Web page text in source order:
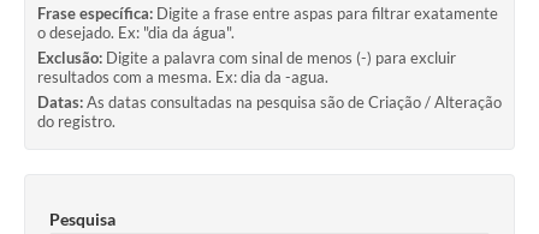
Frase específica: Digite a frase entre aspas para filtrar exatamente
o desejado. Ex: "dia da água".
Exclusão: Digite a palavra com sinal de menos (-) para excluir
resultados com a mesma. Ex: dia da -agua.
Datas:As datas consultadas na pesquisa são de Criação / Alteração
do registro.
Pesquisa